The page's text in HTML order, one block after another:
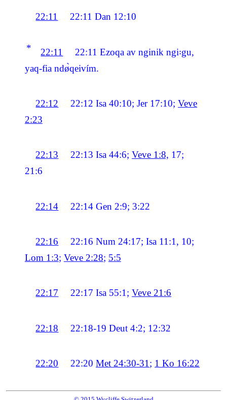
22:11 22:11Dan 12:10
* 22:11 22:11Ezoqa av nginik ngi꞉gu,
yaq-fia ndø̀qeivím.
22:12 22:12Isa 40:10; Jer 17:10;Veve
2:23
22:13 22:13Isa 44:6;Veve 1:8, 17;
21:6
22:14 22:14Gen 2:9; 3:22
22:16 22:16Num 24:17; Isa 11:1, 10;
Lom 1:3; Veve 2:28; 5:5
22:17 22:17Isa 55:1;Veve 21:6
22:18 22:18-19Deut 4:2; 12:32
22:20 22:20Met 24:30-31 ; 1 Ko 16:22